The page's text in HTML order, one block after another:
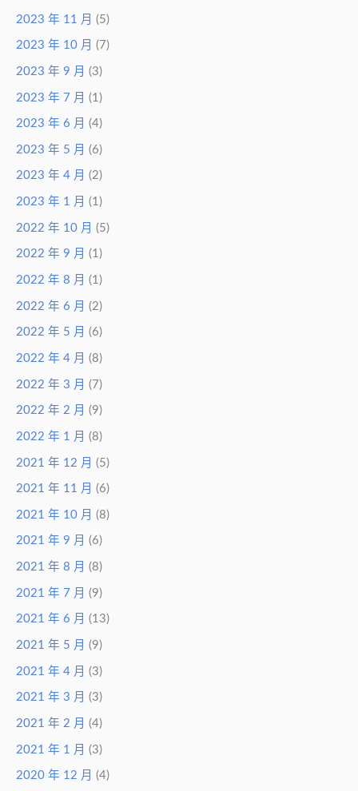
2023 年 11 月 (5)
2023 年 10 月 (7)
2023 年 9 月 (3)
2023 年 7 月 (1)
2023 年 6 月 (4)
2023 年 5 月 (6)
2023 年 4 月 (2)
2023 年 1 月 (1)
2022 年 10 月 (5)
2022 年 9 月 (1)
2022 年 8 月 (1)
2022 年 6 月 (2)
2022 年 5 月 (6)
2022 年 4 月 (8)
2022 年 3 月 (7)
2022 年 2 月 (9)
2022 年 1 月 (8)
2021 年 12 月 (5)
2021 年 11 月 (6)
2021 年 10 月 (8)
2021 年 9 月 (6)
2021 年 8 月 (8)
2021 年 7 月 (9)
2021 年 6 月 (13)
2021 年 5 月 (9)
2021 年 4 月 (3)
2021 年 3 月 (3)
2021 年 2 月 (4)
2021 年 1 月 (3)
2020 年 12 月 (4)